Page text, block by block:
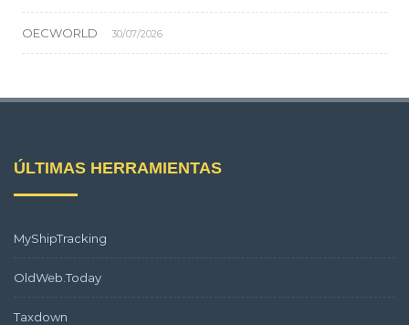
OECWORLD 30/07/2026
ÚLTIMAS HERRAMIENTAS
MyShipTracking
OldWeb.Today
Taxdown